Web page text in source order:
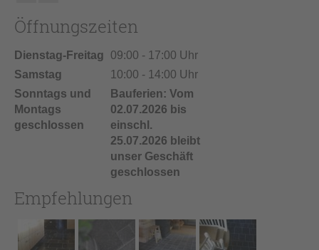
Öffnungszeiten
Dienstag-Freitag
09:00 - 17:00 Uhr
Samstag
10:00 - 14:00 Uhr
Sonntags und
Montags
geschlossen
Bauferien: Vom
02.07.2026 bis
einschl.
25.07.2026 bleibt
unser Geschäft
geschlossen
Empfehlungen